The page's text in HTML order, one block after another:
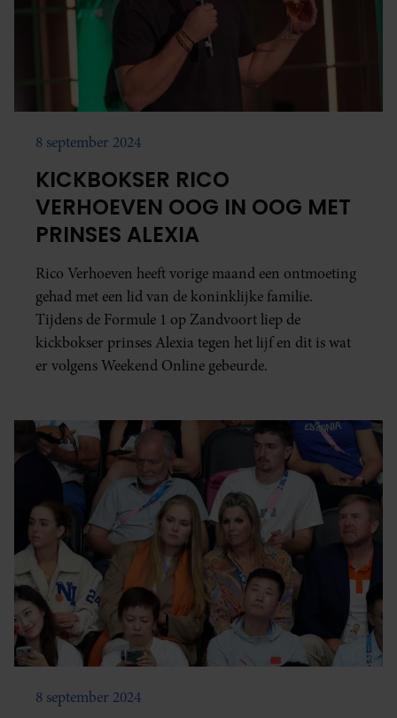
8 september 2024
KICKBOKSER RICO
VERHOEVEN OOG IN OOG MET
PRINSES ALEXIA
Rico Verhoeven heeft vorige maand een ontmoeting
gehad met een lid van de koninklijke familie.
Tijdens de Formule 1 op Zandvoort liep de
kickbokser prinses Alexia tegen het lijf en dit is wat
er volgens Weekend Online gebeurde.
8 september 2024